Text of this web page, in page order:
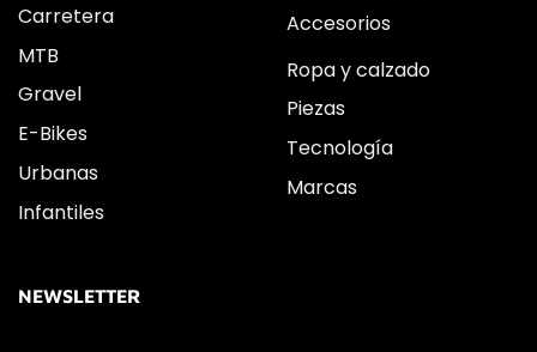
Carretera
MTB
Gravel
E-Bikes
Urbanas
Infantiles
Accesorios
Ropa y calzado
Piezas
Tecnología
Marcas
NEWSLETTER